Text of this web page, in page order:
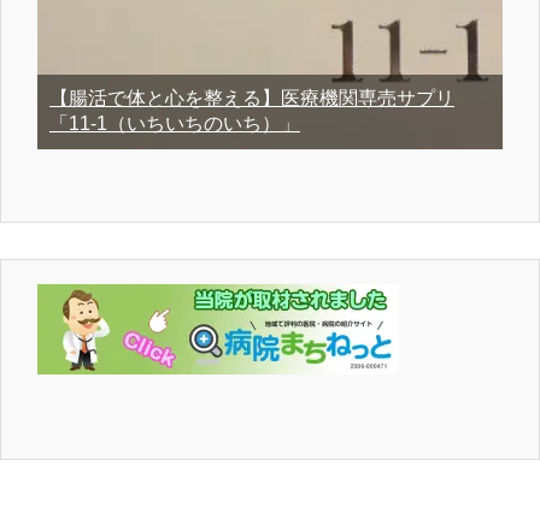
【腸活で体と心を整える】医療機関専売サプリ
「11-1（いちいちのいち）」